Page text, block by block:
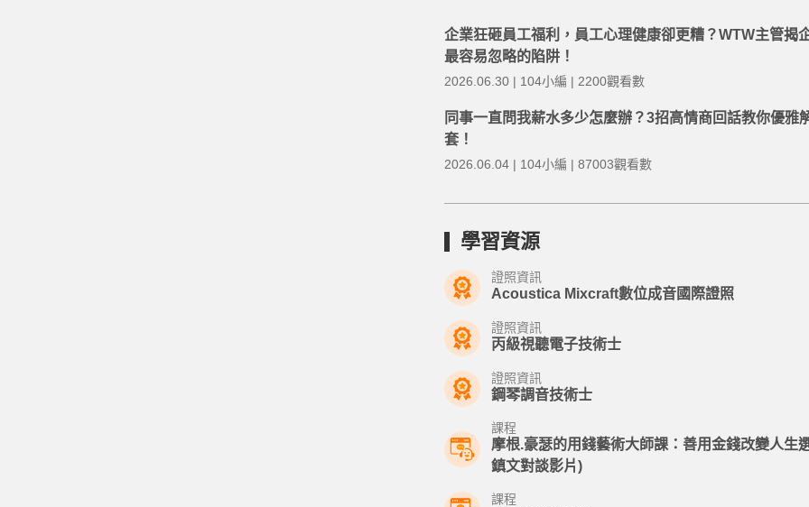
企業狂砸員工福利，員工心理健康卻更糟？WTW主管揭
最容易忽略的陷阱！
2026.06.30 | 104小編 | 2200觀看數
同事一直問我薪水多少怎麼辦？3招高情商回話教你優雅
套！
2026.06.04 | 104小編 | 87003觀看數
學習資源
證照資訊
Acoustica Mixcraft數位成音國際證照
證照資訊
丙級視聽電子技術士
證照資訊
鋼琴調音技術士
課程
摩根.豪瑟的用錢藝術大師課：善用金錢改變人生
鎮文對談影片)
課程